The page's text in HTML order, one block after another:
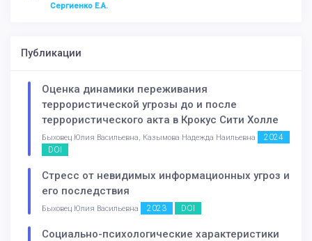
Сергиенко Е.А.
Публикации
Оценка динамики переживания
террористической угрозы до и после
террористического акта в Крокус Сити Холле
Быховец Юлия Васильевна, Казымова Надежда Наильевна
2024
DOI
Стресс от невидимых информационных угроз и
его последствия
Быховец Юлия Васильевна 2023 DOI
Социально-психологические характеристики